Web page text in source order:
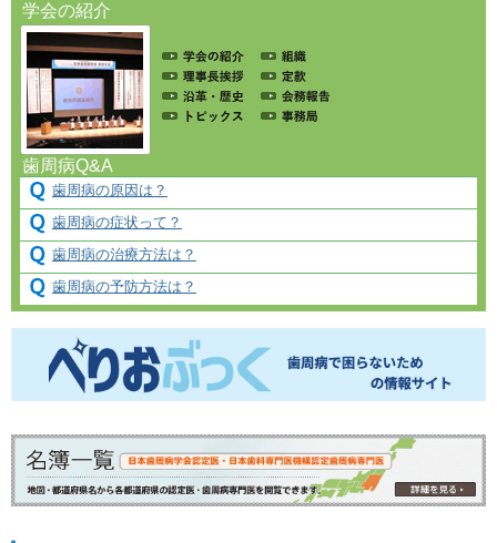
学会の紹介
歯周病Q&A
歯周病の原因は？
歯周病の症状って？
歯周病の治療方法は？
歯周病の予防方法は？